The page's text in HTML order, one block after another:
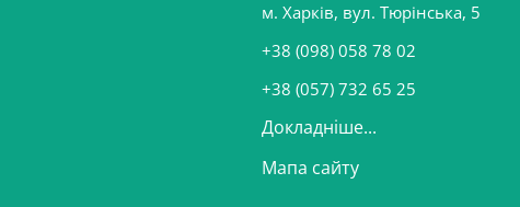
м. Харків, вул. Тюрінська, 5
+38 (098) 058 78 02
+38 (057) 732 65 25
Докладніше...
Мапа сайту